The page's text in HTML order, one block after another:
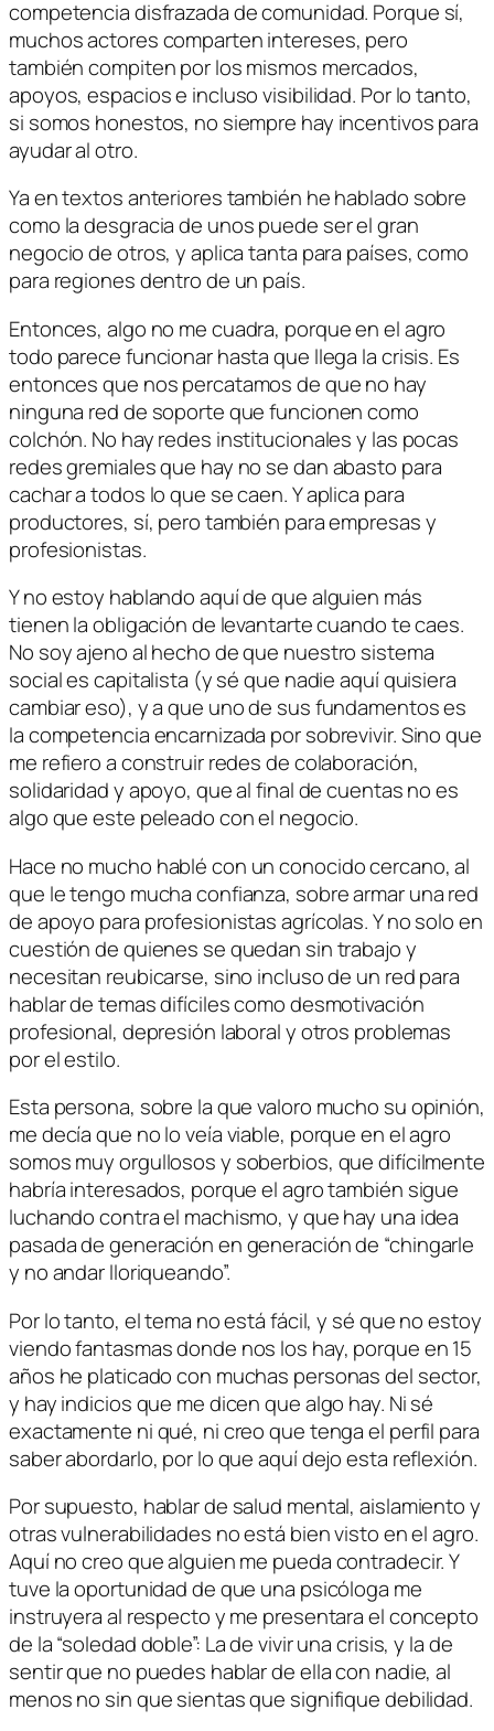
competencia disfrazada de comunidad. Porque sí,
muchos actores comparten intereses, pero
también compiten por los mismos mercados,
apoyos, espacios e incluso visibilidad. Por lo tanto,
si somos honestos, no siempre hay incentivos para
ayudar al otro.
Ya en textos anteriores también he hablado sobre
como la desgracia de unos puede ser el gran
negocio de otros, y aplica tanta para países, como
para regiones dentro de un país.
Entonces, algo no me cuadra, porque en el agro
todo parece funcionar hasta que llega la crisis. Es
entonces que nos percatamos de que no hay
ninguna red de soporte que funcionen como
colchón. No hay redes institucionales y las pocas
redes gremiales que hay no se dan abasto para
cachar a todos lo que se caen. Y aplica para
productores, sí, pero también para empresas y
profesionistas.
Y no estoy hablando aquí de que alguien más
tienen la obligación de levantarte cuando te caes.
No soy ajeno al hecho de que nuestro sistema
social es capitalista (y sé que nadie aquí quisiera
cambiar eso), y a que uno de sus fundamentos es
la competencia encarnizada por sobrevivir. Sino que
me refiero a construir redes de colaboración,
solidaridad y apoyo, que al final de cuentas no es
algo que este peleado con el negocio.
Hace no mucho hablé con un conocido cercano, al
que le tengo mucha confianza, sobre armar una red
de apoyo para profesionistas agrícolas. Y no solo en
cuestión de quienes se quedan sin trabajo y
necesitan reubicarse, sino incluso de un red para
hablar de temas difíciles como desmotivación
profesional, depresión laboral y otros problemas
por el estilo.
Esta persona, sobre la que valoro mucho su opinión,
me decía que no lo veía viable, porque en el agro
somos muy orgullosos y soberbios, que difícilmente
habría interesados, porque el agro también sigue
luchando contra el machismo, y que hay una idea
pasada de generación en generación de “chingarle
y no andar lloriqueando”.
Por lo tanto, el tema no está fácil, y sé que no estoy
viendo fantasmas donde nos los hay, porque en 15
años he platicado con muchas personas del sector,
y hay indicios que me dicen que algo hay. Ni sé
exactamente ni qué, ni creo que tenga el perfil para
saber abordarlo, por lo que aquí dejo esta reflexión.
Por supuesto, hablar de salud mental, aislamiento y
otras vulnerabilidades no está bien visto en el agro.
Aquí no creo que alguien me pueda contradecir. Y
tuve la oportunidad de que una psicóloga me
instruyera al respecto y me presentara el concepto
de la “soledad doble”: La de vivir una crisis, y la de
sentir que no puedes hablar de ella con nadie, al
menos no sin que sientas que signifique debilidad.